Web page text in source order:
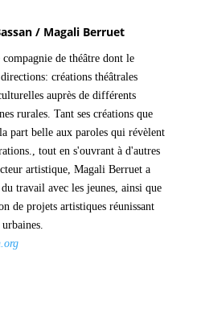
/ Magali Berruet
compagnie de théâtre dont le
créations théâtrales
auprès de différents
rurales. Tant ses créations que
part belle aux paroles qui révèlent
tout en s'ouvrant à d'autres
artistique, Magali Berruet a
travail avec les jeunes, ainsi que
de projets artistiques réunissant